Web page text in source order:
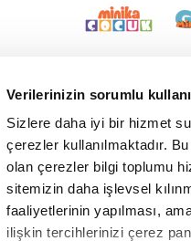
Verilerinizin sorumlu
Sizlere daha iyi bir hizmet
çerezler kullanılmaktadır.
olan çerezler bilgi toplumu
sitemizin daha işlevsel
faaliyetlerinin yapılması,
ilişkin tercihlerinizi çerez